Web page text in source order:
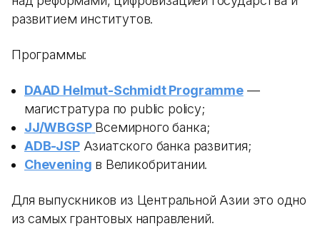
развитием институтов.
Программы:
DAAD Helmut-Schmidt Programme—
магистратура по public policy;
JJ/WBGSP Всемирного банка;
ADB-JSPАзиатского банка развития;
Chevening в Великобритании.
Для выпускников из Центральной Азии это одно
из самых грантовых направлений.